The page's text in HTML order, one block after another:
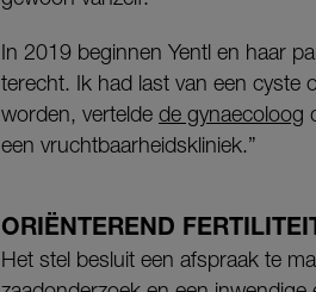
In 2019 beginnen Yentl en haar
terecht. Ik had last van een cyste
worden, vertelde de gynaecoloog
een vruchtbaarheidskliniek.”
ORIËNTEREND
Het stel besluit een afspraak te